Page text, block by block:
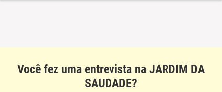
Você fez uma entrevista na JARDIM DA
SAUDADE?